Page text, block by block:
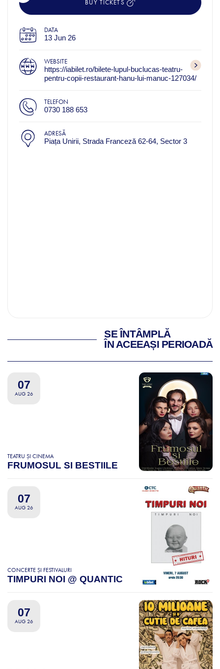
BUY TICKETS
DATA
13 Jun 26
WEBSITE
https://iabilet.ro/bilete-lupul-buclucas-teatru-
pentru-copii-restaurant-hanu-lui-manuc-127034/
TELEFON
0730 188 653
ADRESĂ
Piața Unirii, Strada Franceză 62-64, Sector 3
SE ÎNTÂMPLĂ
ÎN ACEEAȘI PERIOADĂ
07
AUG 26
TEATRU ȘI CINEMA
FRUMOSUL SI BESTIILE
07
AUG 26
CONCERTE ȘI FESTIVALURI
TIMPURI NOI @ QUANTIC
07
AUG 26